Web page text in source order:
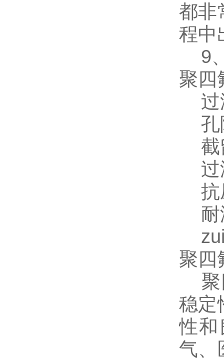
都非
程中
9
聚四
过
孔
截
过
抗
耐
zui
聚四
聚
稳定
性和
气、